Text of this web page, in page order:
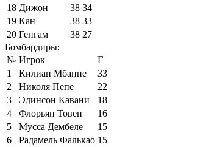
18 Дижон 38 34
19 Кан 38 33
20 Генгам 38 27
Бомбардиры:
№ Игрок
Г
1
Килиан Мбаппе
33
2
Николя Пепе
22
3
Эдинсон Кавани
18
4
Флорьян Товен
16
5
Мусса Дембеле
15
6
Радамель Фалькао 15